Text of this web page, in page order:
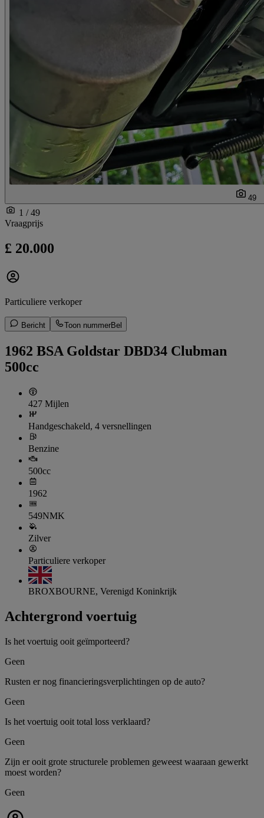
49
1 / 49
Vraagprijs
£ 20.000
Particuliere verkoper
Bericht Toon nummerBel
1962 BSA Goldstar DBD34 Clubman
500cc
427 Mijlen
Handgeschakeld, 4 versnellingen
Benzine
500cc
1962
549NMK
Zilver
Particuliere verkoper
BROXBOURNE, Verenigd Koninkrijk
Achtergrond voertuig
Is het voertuig ooit geïmporteerd?
Geen
Rusten er nog financieringsverplichtingen op de auto?
Geen
Is het voertuig ooit total loss verklaard?
Geen
Zijn er ooit grote structurele problemen geweest waaraan gewerkt
moest worden?
Geen